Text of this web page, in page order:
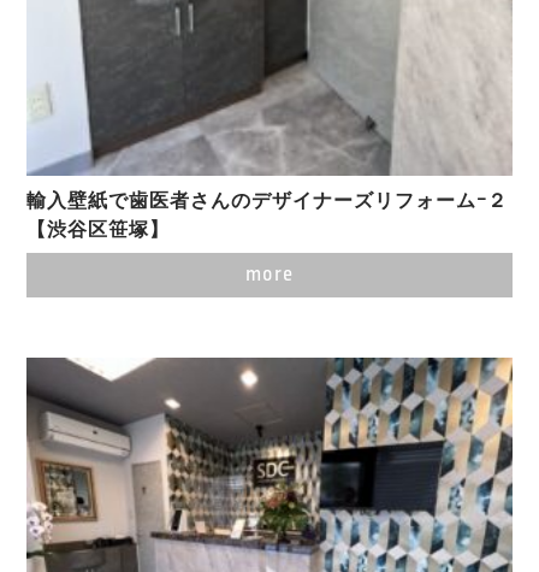
輸入壁紙で歯医者さんのデザイナーズリフォームｰ２
【渋谷区笹塚】
more